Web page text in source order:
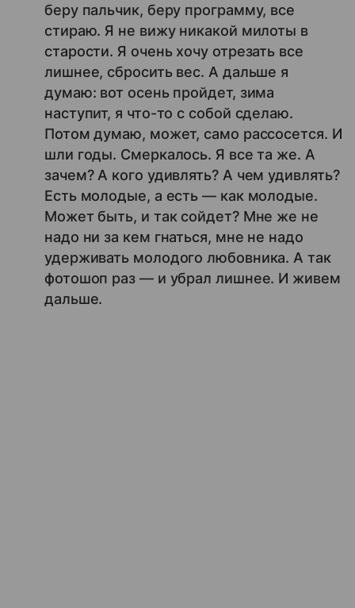
беру пальчик, беру программу, все
стираю. Я не вижу никакой милоты в
старости. Я очень хочу отрезать все
лишнее, сбросить вес. А дальше я
думаю: вот осень пройдет, зима
наступит, я что-то с собой сделаю.
Потом думаю, может, само рассосется. И
шли годы. Смеркалось. Я все та же. А
зачем? А кого удивлять? А чем удивлять?
Есть молодые, а есть — как молодые.
Может быть, и так сойдет? Мне же не
надо ни за кем гнаться, мне не надо
удерживать молодого любовника. А так
фотошоп раз — и убрал лишнее. И живем
дальше.